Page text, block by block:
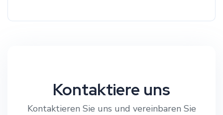
Kontaktiere uns
Kontaktieren Sie uns und vereinbaren Sie